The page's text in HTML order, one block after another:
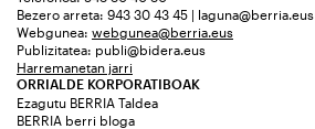
Bezero arreta: 943 30 43 45 | laguna@berria.eus
Webgunea: webgunea@berria.eus
Publizitatea: publi@bidera.eus
Harremanetan jarri
ORRIALDE KORPORATIBOAK
Ezagutu BERRIA Taldea
BERRIA berri bloga